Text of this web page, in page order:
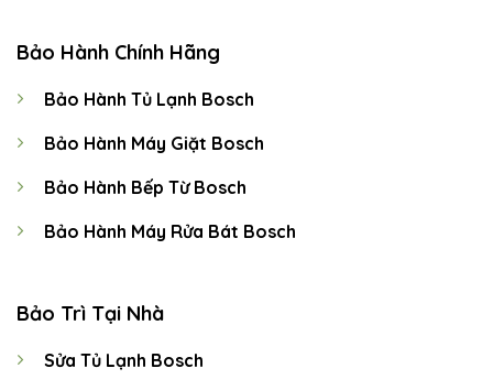
Bảo Hành Chính Hãng
Bảo Hành Tủ Lạnh Bosch
Bảo Hành Máy Giặt Bosch
Bảo Hành Bếp Từ Bosch
Bảo Hành Máy Rửa Bát Bosch
Bảo Trì Tại Nhà
Sửa Tủ Lạnh Bosch